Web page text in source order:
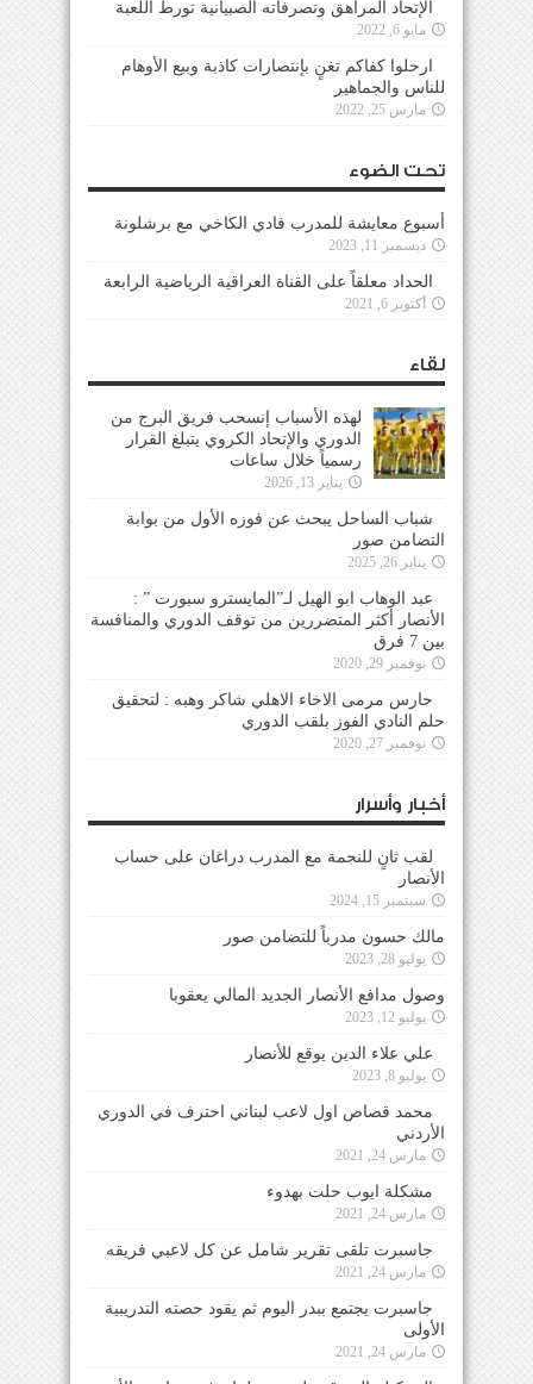
الإتحاد المراهق وتصرفاته الصبيانية تورط اللعبة
مايو 6, 2022
ارحلوا كفاكم تغنٍ بإنتصارات كاذبة وبيع الأوهام
للناس والجماهير
مارس 25, 2022
تحت الضوء
أسبوع معايشة للمدرب فادي الكاخي مع برشلونة
ديسمبر 11, 2023
الحداد معلقاً على القناة العراقية الرياضية الرابعة
أكتوبر 6, 2021
لقاء
لهذه الأسباب إنسحب فريق البرج من
الدوري والإتحاد الكروي يتبلغ القرار
رسمياً خلال ساعات
يناير 13, 2026
شباب الساحل يبحث عن فوزه الأول من بوابة
التضامن صور
يناير 26, 2025
عبد الوهاب ابو الهيل لـ”المايسترو سبورت ” :
الأنصار أكثر المتضررين من توقف الدوري والمنافسة
بين 7 فرق
نوفمبر 29, 2020
حارس مرمى الاخاء الاهلي شاكر وهبه : لتحقيق
حلم النادي الفوز بلقب الدوري
نوفمبر 27, 2020
أخبار وأسرار
لقب ثانٍ للنجمة مع المدرب دراغان على حساب
الأنصار
سبتمبر 15, 2024
مالك حسون مدرباً للتضامن صور
يوليو 28, 2023
وصول مدافع الأنصار الجديد المالي يعقوبا
يوليو 12, 2023
علي علاء الدين يوقع للأنصار
يوليو 8, 2023
محمد قصاص اول لاعب لبناني احترف في الدوري
الأردني
مارس 24, 2021
مشكلة ايوب حلت بهدوء
مارس 24, 2021
جاسبرت تلقى تقرير شامل عن كل لاعبي فريقه
مارس 24, 2021
جاسبرت يجتمع ببدر اليوم ثم يقود حصته التدريبية
الأولى
مارس 24, 2021